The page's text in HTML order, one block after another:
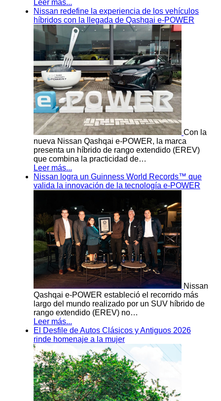
Leer más...
Nissan redefine la experiencia de los vehículos
híbridos con la llegada de Qashqai e-POWER
Con la
nueva Nissan Qashqai e-POWER, la marca
presenta un híbrido de rango extendido (EREV)
que combina la practicidad de…
Leer más...
Nissan logra un Guinness World Records™ que
valida la innovación de la tecnología e-POWER
Nissan
Qashqai e-POWER estableció el recorrido más
largo del mundo realizado por un SUV híbrido de
rango extendido (EREV) no…
Leer más...
El Desfile de Autos Clásicos y Antiguos 2026
rinde homenaje a la mujer